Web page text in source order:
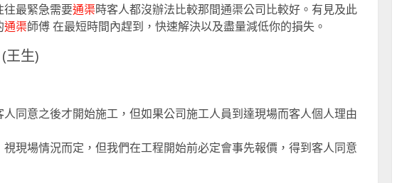
往最緊急需要通渠時客人都沒辦法比較那間通渠公司比較好。有見及此
通渠師傅 在最短時間內趕到，快速解決以及盡量減低你的損失。
(王生)
同意之後才開始施工，但如果公司施工人員到達現場而客人個人理由
現場情況而定，但我們在工程開始前必定會事先報價，得到客人同意